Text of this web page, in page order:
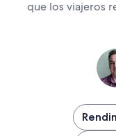
que los viajeros